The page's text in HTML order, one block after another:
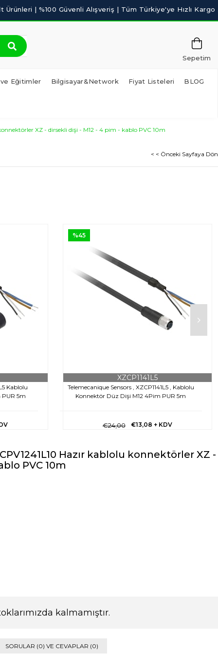
Sepetim
ve Eğitimler Bilgisayar&Network Fiyat Listeleri BLOG
XZ - dirsekli dişi - M12 - 4 pim - kablo PVC 10m
< < Önceki Sayfaya Dön
Kablolu
PUR 5m
Telemecanique Sensors , XZCP1141L5 , Kablolu
Konnektör Düz Dişi M12 4Pim PUR 5m
XZCP1141L5
€13,08 + KDV
€24,00
%45
Hazır kablolu konnektörler XZ -
PVC 10m
kalmamıştır.
SORULAR (0) VE CEVAPLAR (0)